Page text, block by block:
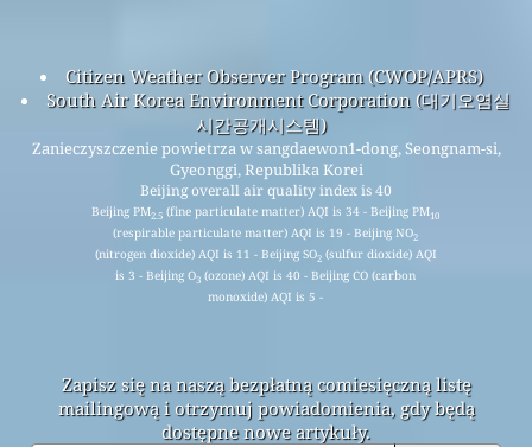
Citizen Weather Observer Program (CWOP/APRS)
South Air Korea Environment Corporation (대기오염실
시간공개시스템)
Zanieczyszczenie powietrza w sangdaewon1-dong, Seongnam-si,
Gyeonggi, Republika Korei
Beijing overall air quality index is 40
Beijing PM2.5 (fine particulate matter) AQI is 34 - Beijing PM10
(respirable particulate matter) AQI is 19 - Beijing NO2
(nitrogen dioxide) AQI is 11 - Beijing SO2(sulfur dioxide) AQI
is 3 - Beijing O3 (ozone) AQI is 40 - Beijing CO (carbon
monoxide) AQI is 5 -
Zapisz się na naszą bezpłatną comiesięczną listę
mailingową i otrzymuj powiadomienia, gdy będą
dostępne nowe artykuły.